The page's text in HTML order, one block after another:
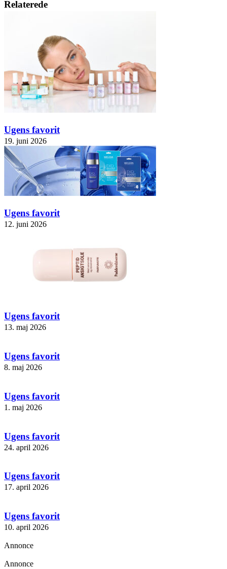
Relaterede
Ugens favorit
19. juni 2026
Ugens favorit
12. juni 2026
Ugens favorit
13. maj 2026
Ugens favorit
8. maj 2026
Ugens favorit
1. maj 2026
Ugens favorit
24. april 2026
Ugens favorit
17. april 2026
Ugens favorit
10. april 2026
Annonce
Annonce